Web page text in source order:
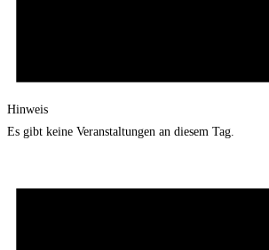
Hinweis
Es gibt keine Veranstaltungen an diesem Tag.